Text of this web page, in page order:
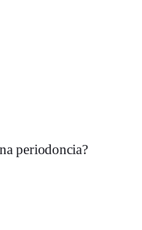
periodoncia?